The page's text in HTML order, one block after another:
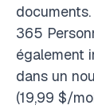
365
également
dans un
(19,99 $/